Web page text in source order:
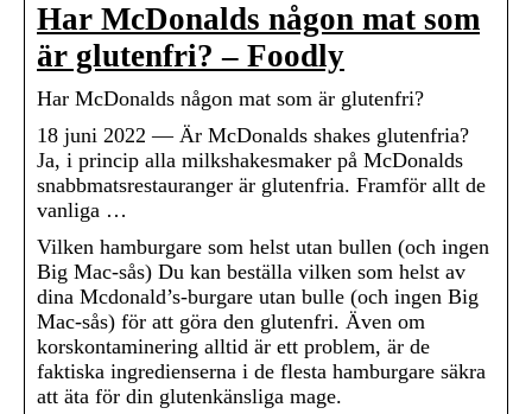
Har McDonalds någon mat som
är glutenfri? – Foodly
Har McDonalds någon mat som är glutenfri?
18 juni 2022 — Är McDonalds shakes glutenfria?
Ja, i princip alla milkshakesmaker på McDonalds
snabbmatsrestauranger är glutenfria. Framför allt de
vanliga …
Vilken hamburgare som helst utan bullen (och ingen
Big Mac-sås) Du kan beställa vilken som helst av
dina Mcdonald’s-burgare utan bulle (och ingen Big
Mac-sås) för att göra den glutenfri. Även om
korskontaminering alltid är ett problem, är de
faktiska ingredienserna i de flesta hamburgare säkra
att äta för din glutenkänsliga mage.